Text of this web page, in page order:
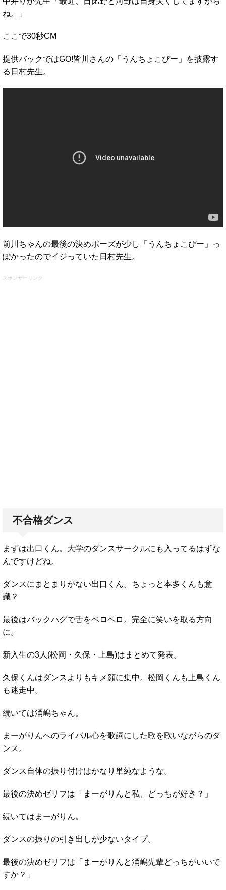
ね。」
ここで30秒CM
提供バックではGO!皆川さんの「うんちょこぴー」を披露す
る日村先生。
前川ちゃんの最後の決めポーズが少し「うんちょこぴー」っ
ぽかったのでイジっていた日村先生。
スポンサーリンク
不合格ダンス
まずは出口くん。大学のダンスサークルにも入ってるはずな
んですけどね。
ダンスにまとまりがない出口くん。ちょっと本多くんも意
識？
最後はバックハグで舌をペロペロ。完全に笑いを取る方向
に。
新入生の3人(松岡・久保・上島)はまとめて発表。
久保くんはダンスよりもキメ顔に集中。松岡くんも上島くん
も迷走中。
続いては涌嶋ちゃん。
まーがりんへのライバル心を歌詞にした歌を歌いながらのダ
ンス。
ダンス自体の振り付けはかなり単純なような。
最後の決めゼリフは「まーがりんと私、どっちが好き？」
続いてはまーがりん。
ダンスの振りの引き出しが少ないタイプ。
最後の決めゼリフは「まーがりんと涌嶋先輩どっちがいいで
すか？」